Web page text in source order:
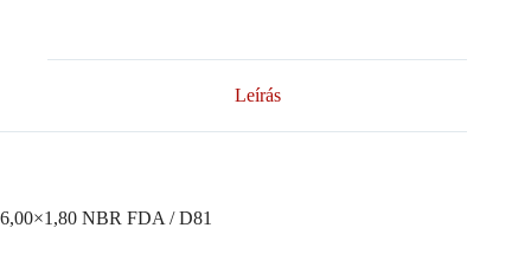
Leírás
6,00×1,80 NBR FDA / D81